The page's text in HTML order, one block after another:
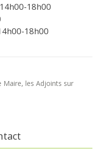
18h00
18h00
Maire, les Adjoints sur